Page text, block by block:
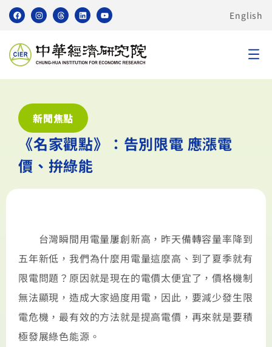
English
新聞焦點
《名家觀點》：告別限電 應漲電
價、拚綠能
台灣瞬間用電量屢創新高，昨天備轉容量率降到
五年新低，我們為什麼用電量這麼高、到了夏季就有
限電問題？原因就是現在的電價太便宜了，價格機制
無法顯現，造成大家過度用電，因此，要減少發生限
電危機，最有效的方法就是提高電價，再來就是要積
極發展綠色能源。